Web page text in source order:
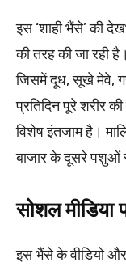
इस ‘शाही भैंसे’ की
की तरह की जा रही
जिसमें दूध, सूखे मेवे,
प्रतिदिन पूरे शरीर
विशेष इंतजाम है।
बाजार के दूसरे पशुओं
सोशल
इस भैंसे के वीडियो और